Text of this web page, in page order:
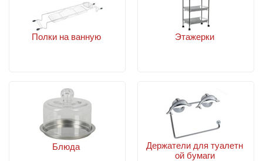
Полки на ванную Этажерки
Блюда
Держатели для туалетн
ой бумаги